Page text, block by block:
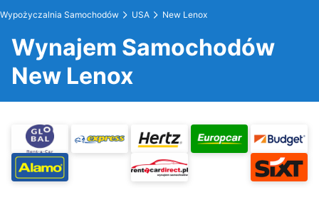
Wypożyczalnia Samochodów USA New Lenox
Wynajem Samochodów
New Lenox